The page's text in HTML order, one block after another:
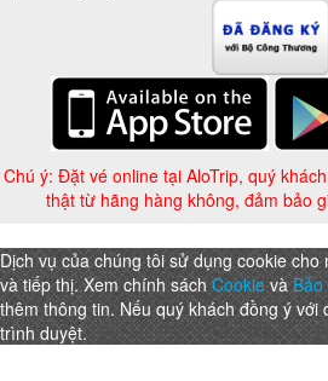
Chú ý: Đặt vé online tại AloTrip, quý
thật từ hãng hàng không, đảm bảo
Dịch vụ của chúng tôi sử dụng cookie
và tiếp thị. Xem chính sách Cookie và
thêm thông tin. Nếu quý khách đồng ý với
trình duyệt.